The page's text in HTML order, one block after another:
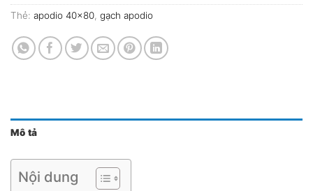
Thẻ: apodio 40x80, gạch apodio
Mô tả
Nội dung